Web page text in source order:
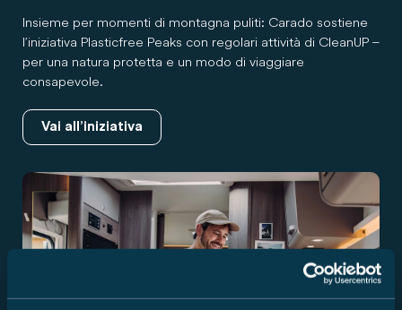
Insieme per momenti di montagna puliti: Carado sostiene
l’iniziativa Plasticfree Peaks con regolari attività di CleanUP –
per una natura protetta e un modo di viaggiare
consapevole.
Vai all’iniziativa